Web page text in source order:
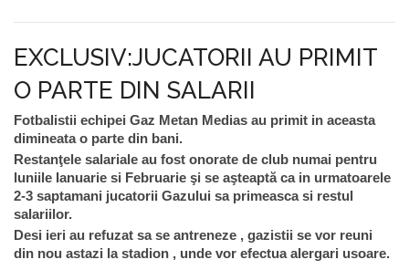
EXCLUSIV:JUCATORII AU PRIMIT
O PARTE DIN SALARII
Fotbalistii echipei Gaz Metan Medias au primit in aceasta
dimineata o parte din bani.
Restanţele salariale au fost onorate de club numai pentru
luniile Ianuarie si Februarie şi se aşteaptă ca in urmatoarele
2-3 saptamani jucatorii Gazului sa primeasca si restul
salariilor.
Desi ieri au refuzat sa se antreneze , gazistii se vor reuni
din nou astazi la stadion , unde vor efectua alergari usoare.